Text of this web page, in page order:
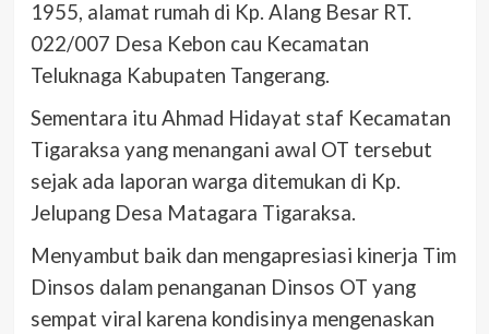
1955, alamat rumah di Kp. Alang Besar RT.
022/007 Desa Kebon cau Kecamatan
Teluknaga Kabupaten Tangerang.
Sementara itu Ahmad Hidayat staf Kecamatan
Tigaraksa yang menangani awal OT tersebut
sejak ada laporan warga ditemukan di Kp.
Jelupang Desa Matagara Tigaraksa.
Menyambut baik dan mengapresiasi kinerja Tim
Dinsos dalam penanganan Dinsos OT yang
sempat viral karena kondisinya mengenaskan